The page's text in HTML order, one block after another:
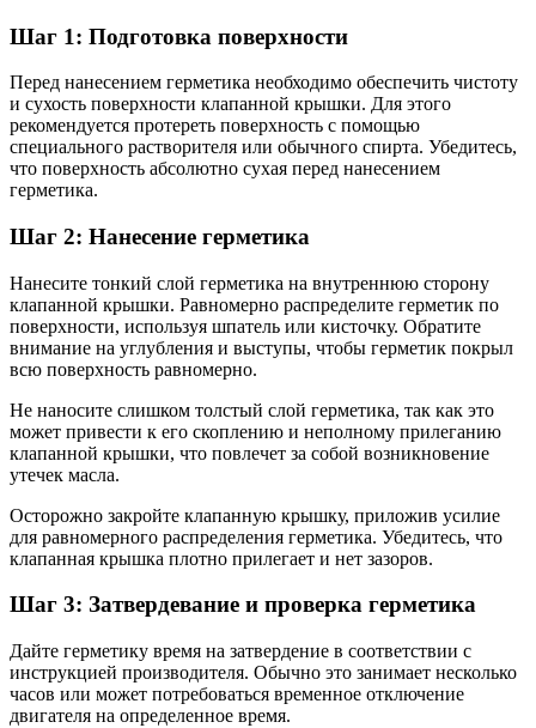
Шаг 1: Подготовка поверхности
Перед нанесением герметика необходимо обеспечить чистоту
и сухость поверхности клапанной крышки. Для этого
рекомендуется протереть поверхность с помощью
специального растворителя или обычного спирта. Убедитесь,
что поверхность абсолютно сухая перед нанесением
герметика.
Шаг 2: Нанесение герметика
Нанесите тонкий слой герметика на внутреннюю сторону
клапанной крышки. Равномерно распределите герметик по
поверхности, используя шпатель или кисточку. Обратите
внимание на углубления и выступы, чтобы герметик покрыл
всю поверхность равномерно.
Не наносите слишком толстый слой герметика, так как это
может привести к его скоплению и неполному прилеганию
клапанной крышки, что повлечет за собой возникновение
утечек масла.
Осторожно закройте клапанную крышку, приложив усилие
для равномерного распределения герметика. Убедитесь, что
клапанная крышка плотно прилегает и нет зазоров.
Шаг 3: Затвердевание и проверка герметика
Дайте герметику время на затвердение в соответствии с
инструкцией производителя. Обычно это занимает несколько
часов или может потребоваться временное отключение
двигателя на определенное время.